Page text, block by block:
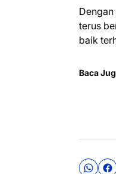
terus
baik
Baca